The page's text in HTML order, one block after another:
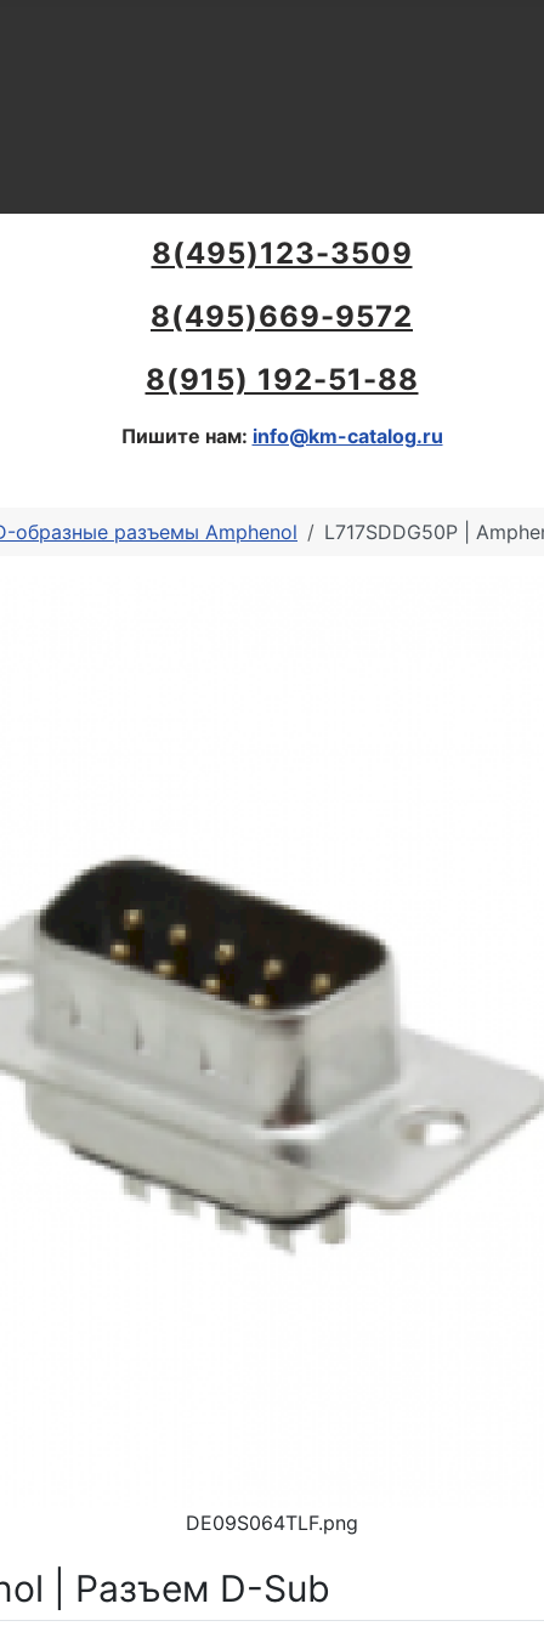
8(495)123-3509
8(495)669-9572
8(915) 192-51-88
Пишите нам: info@km-catalog.ru
образные разъемы Amphenol L717SDDG50P |
DE09S064TLF.png
| Разъем D-Sub